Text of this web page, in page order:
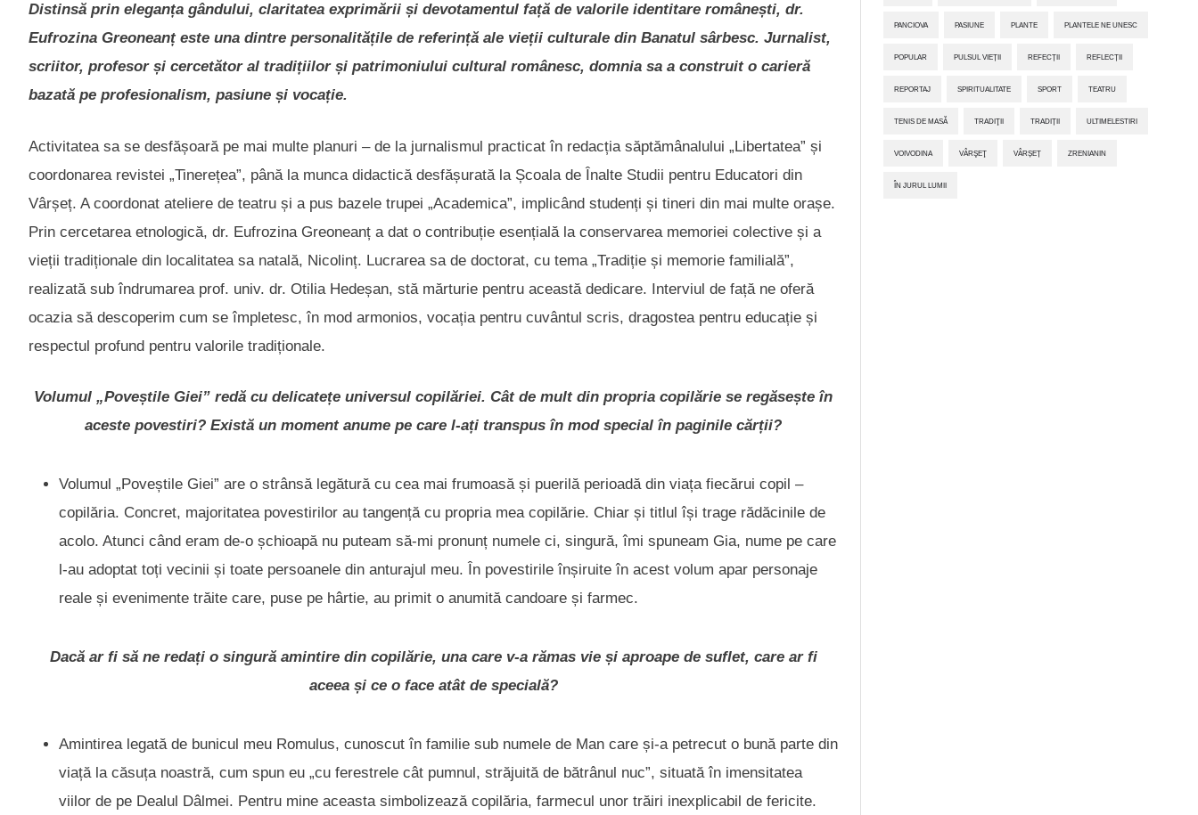
Distinsă prin eleganța gândului, claritatea exprimării și devotamentul față de valorile identitare românești, dr.
Eufrozina Greoneanț este una dintre personalitățile de referință ale vieții culturale din Banatul sârbesc. Jurnalist,
scriitor, profesor și cercetător al tradițiilor și patrimoniului cultural românesc, domnia sa a construit o carieră
bazată pe profesionalism, pasiune și vocație.
Activitatea sa se desfășoară pe mai multe planuri – de la jurnalismul practicat în redacția săptămânalului „Libertatea” și
coordonarea revistei „Tinerețea”, până la munca didactică desfășurată la Școala de Înalte Studii pentru Educatori din
Vârșeț. A coordonat ateliere de teatru și a pus bazele trupei „Academica”, implicând studenți și tineri din mai multe orașe.
Prin cercetarea etnologică, dr. Eufrozina Greoneanț a dat o contribuție esențială la conservarea memoriei colective și a
vieții tradiționale din localitatea sa natală, Nicolinț. Lucrarea sa de doctorat, cu tema „Tradiție și memorie familială”,
realizată sub îndrumarea prof. univ. dr. Otilia Hedeșan, stă mărturie pentru această dedicare. Interviul de față ne oferă
ocazia să descoperim cum se împletesc, în mod armonios, vocația pentru cuvântul scris, dragostea pentru educație și
respectul profund pentru valorile tradiționale.
Volumul „Poveștile Giei” redă cu delicatețe universul copilăriei. Cât de mult din propria copilărie se regăsește în
aceste povestiri? Există un moment anume pe care l-ați transpus în mod special în paginile cărții?
Volumul „Poveștile Giei” are o strânsă legătură cu cea mai frumoasă și puerilă perioadă din viața fiecărui copil –
copilăria. Concret, majoritatea povestirilor au tangență cu propria mea copilărie. Chiar și titlul își trage rădăcinile de
acolo. Atunci când eram de-o șchioapă nu puteam să-mi pronunț numele ci, singură, îmi spuneam Gia, nume pe care
l-au adoptat toți vecinii și toate persoanele din anturajul meu. În povestirile înșiruite în acest volum apar personaje
reale și evenimente trăite care, puse pe hârtie, au primit o anumită candoare și farmec.
Dacă ar fi să ne redați o singură amintire din copilărie, una care v-a rămas vie și aproape de suflet, care ar fi
aceea și ce o face atât de specială?
Amintirea legată de bunicul meu Romulus, cunoscut în familie sub numele de Man care și-a petrecut o bună parte din
viață la căsuța noastră, cum spun eu „cu ferestrele cât pumnul, străjuită de bătrânul nuc”, situată în imensitatea
viilor de pe Dealul Dâlmei. Pentru mine aceasta simbolizează copilăria, farmecul unor trăiri inexplicabil de fericite.
PANCIOVA PASIUNE PLANTE PLANTELE NE UNESC
POPULAR PULSUL VIEȚII REFECȚII REFLECȚII
REPORTAJ SPIRITUALITATE SPORT TEATRU
TENIS DE MASĂ TRADIŢII TRADIȚII ULTIMELESTIRI
VOIVODINA VÂRŞEŢ VÂRȘEȚ ZRENIANIN
ÎN JURUL LUMII